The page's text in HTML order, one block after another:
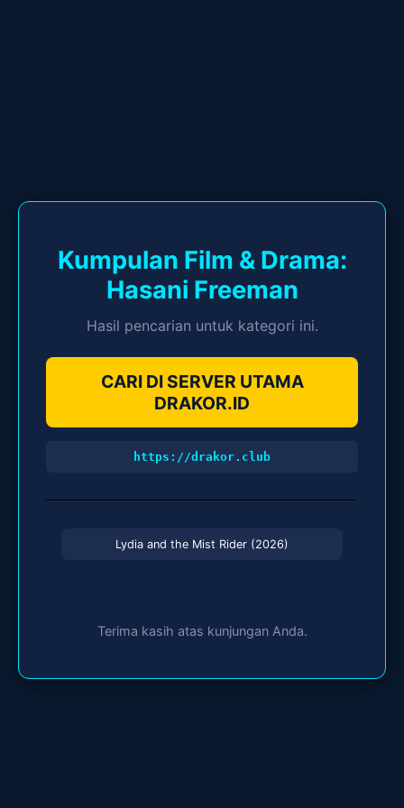
Kumpulan Film & Drama:
Hasani Freeman
Hasil pencarian untuk kategori ini.
CARI DI SERVER UTAMA
DRAKOR.ID
https://drakor.club
Lydia and the Mist Rider (2026)
Terima kasih atas kunjungan Anda.